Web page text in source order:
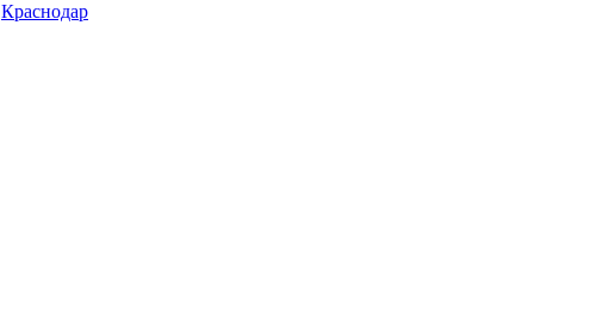
Краснодар